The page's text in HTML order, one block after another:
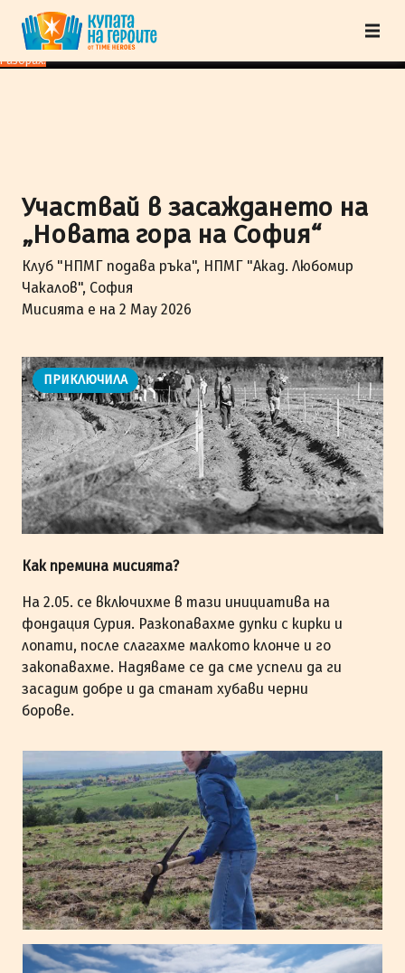
"Купата на героите" от TimeHeroes ползва cookies, за да осигурим по-
добро представяне на сайта и да подобрим Вашето преживяване.Научи
повече
Разбрах!
Участвай в засаждането на
„Новата гора на София“
Клуб "НПМГ подава ръка", НПМГ "Акад. Любомир
Чакалов", София
Мисията е на 2 May 2026
ПРИКЛЮЧИЛА
Как премина мисията?
На 2.05. се включихме в тази инициатива на
фондация Сурия. Разкопавахме дупки с кирки и
лопати, после слагахме малкото клонче и го
закопавахме. Надяваме се да сме успели да ги
засадим добре и да станат хубави черни
борове.